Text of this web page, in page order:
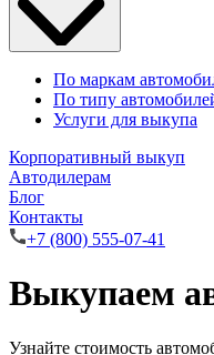
По маркам
По типу
Услуги для выкупа
Корпоративный выкуп
Автодилерам
Блог
Контакты
+7 (800) 555-07-41
Выкупаем
Узнайте стоимость